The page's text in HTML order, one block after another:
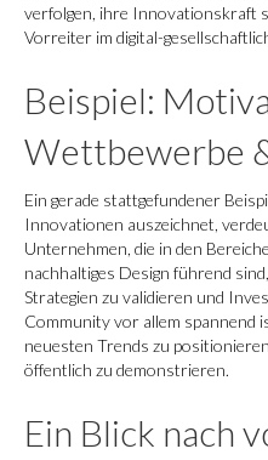
verfolgen, ihre Innovationskraft
Vorreiter im digital-
Beispiel:
Wettbewerbe
Ein gerade stattgefundener
Innovationen auszeichnet,
Unternehmen, die in den
nachhaltiges Design führend
Strategien zu validieren und
Community vor allem spannend
neuesten Trends zu
öffentlich zu demonstrieren.
Ein Blick nach